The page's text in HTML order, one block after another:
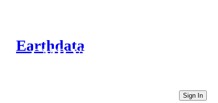
Earthdata
CMR Virtual Directories
Sign In